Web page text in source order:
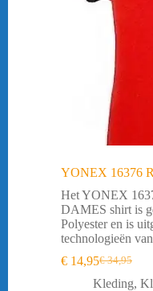
YONEX 16376
Het YONEX
DAMES shirt is
Polyester en is
technologieën
€34,95
prijs
€ 14,95Huidige
prijs
Kleding,